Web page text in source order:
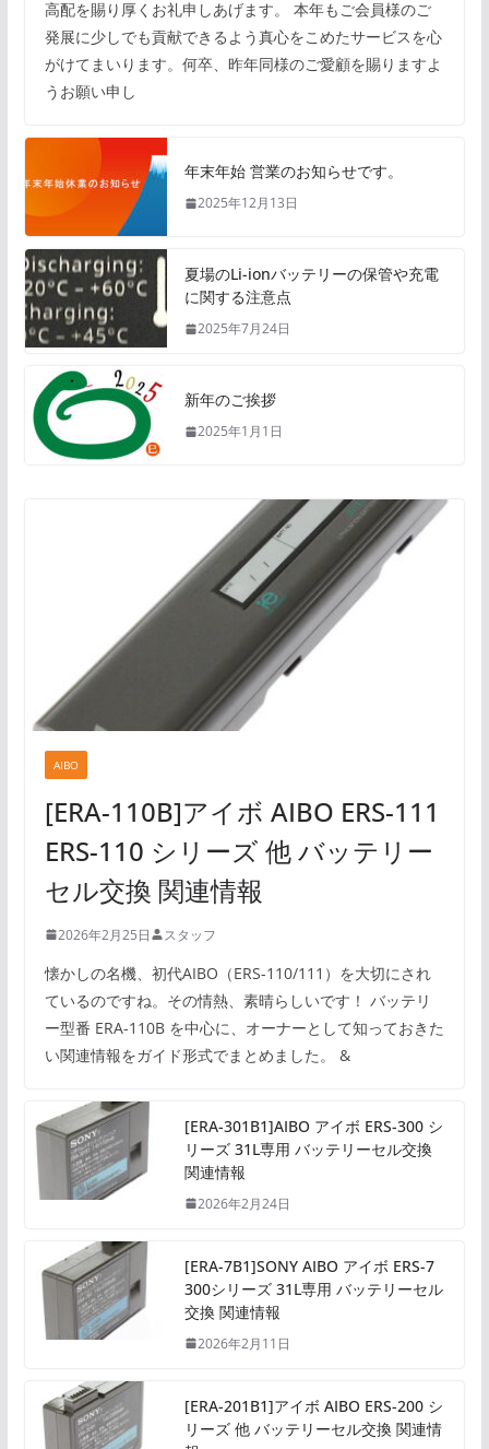
高配を賜り厚くお礼申しあげます。 本年もご会員様のご
発展に少しでも貢献できるよう真心をこめたサービスを心
がけてまいります。何卒、昨年同様のご愛顧を賜りますよ
うお願い申し
年末年始 営業のお知らせです。
2025年12月13日
夏場のLi-ionバッテリーの保管や充電
に関する注意点
2025年7月24日
新年のご挨拶
2025年1月1日
AIBO
[ERA-110B]アイボ AIBO ERS-111
ERS-110 シリーズ 他 バッテリー
セル交換 関連情報
2026年2月25日 スタッフ
懐かしの名機、初代AIBO（ERS-110/111）を大切にされ
ているのですね。その情熱、素晴らしいです！ バッテリ
ー型番 ERA-110B を中心に、オーナーとして知っておきた
い関連情報をガイド形式でまとめました。 &
[ERA-301B1]AIBO アイボ ERS-300 シ
リーズ 31L専用 バッテリーセル交換
関連情報
2026年2月24日
[ERA-7B1]SONY AIBO アイボ ERS-7
300シリーズ 31L専用 バッテリーセル
交換 関連情報
2026年2月11日
[ERA-201B1]アイボ AIBO ERS-200 シ
リーズ 他 バッテリーセル交換 関連情